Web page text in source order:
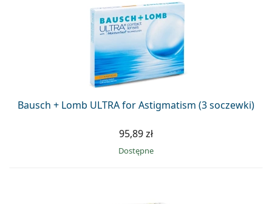
Bausch + Lomb ULTRA for Astigmatism (3 soczewki)
95,89 zł
Dostępne